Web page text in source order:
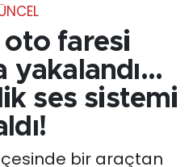
oto faresi
yakalandı...
ses sistemi
bir araçtan
ve Fikstür